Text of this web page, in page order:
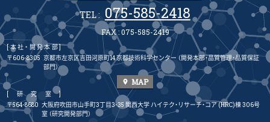
TEL : 075-585-2418
FAX : 075-585-2419
[本社・開発本部]
〒606-8305 京都市左京区吉田河原町14 京都技術科学センター （開発本部・品質管理・品質保証
部門）
place MAP
[研究室]
〒564-8680 大阪府吹田市山手町3丁目3-35 関西大学 ハイテク・リサーチ・コア (HRC)棟 306号
室 （研究開発部門）